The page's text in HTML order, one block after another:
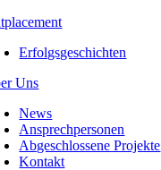
Erfolgsgeschichten
Uns
News
Ansprechpersonen
Abgeschlossene Projekte
Kontakt